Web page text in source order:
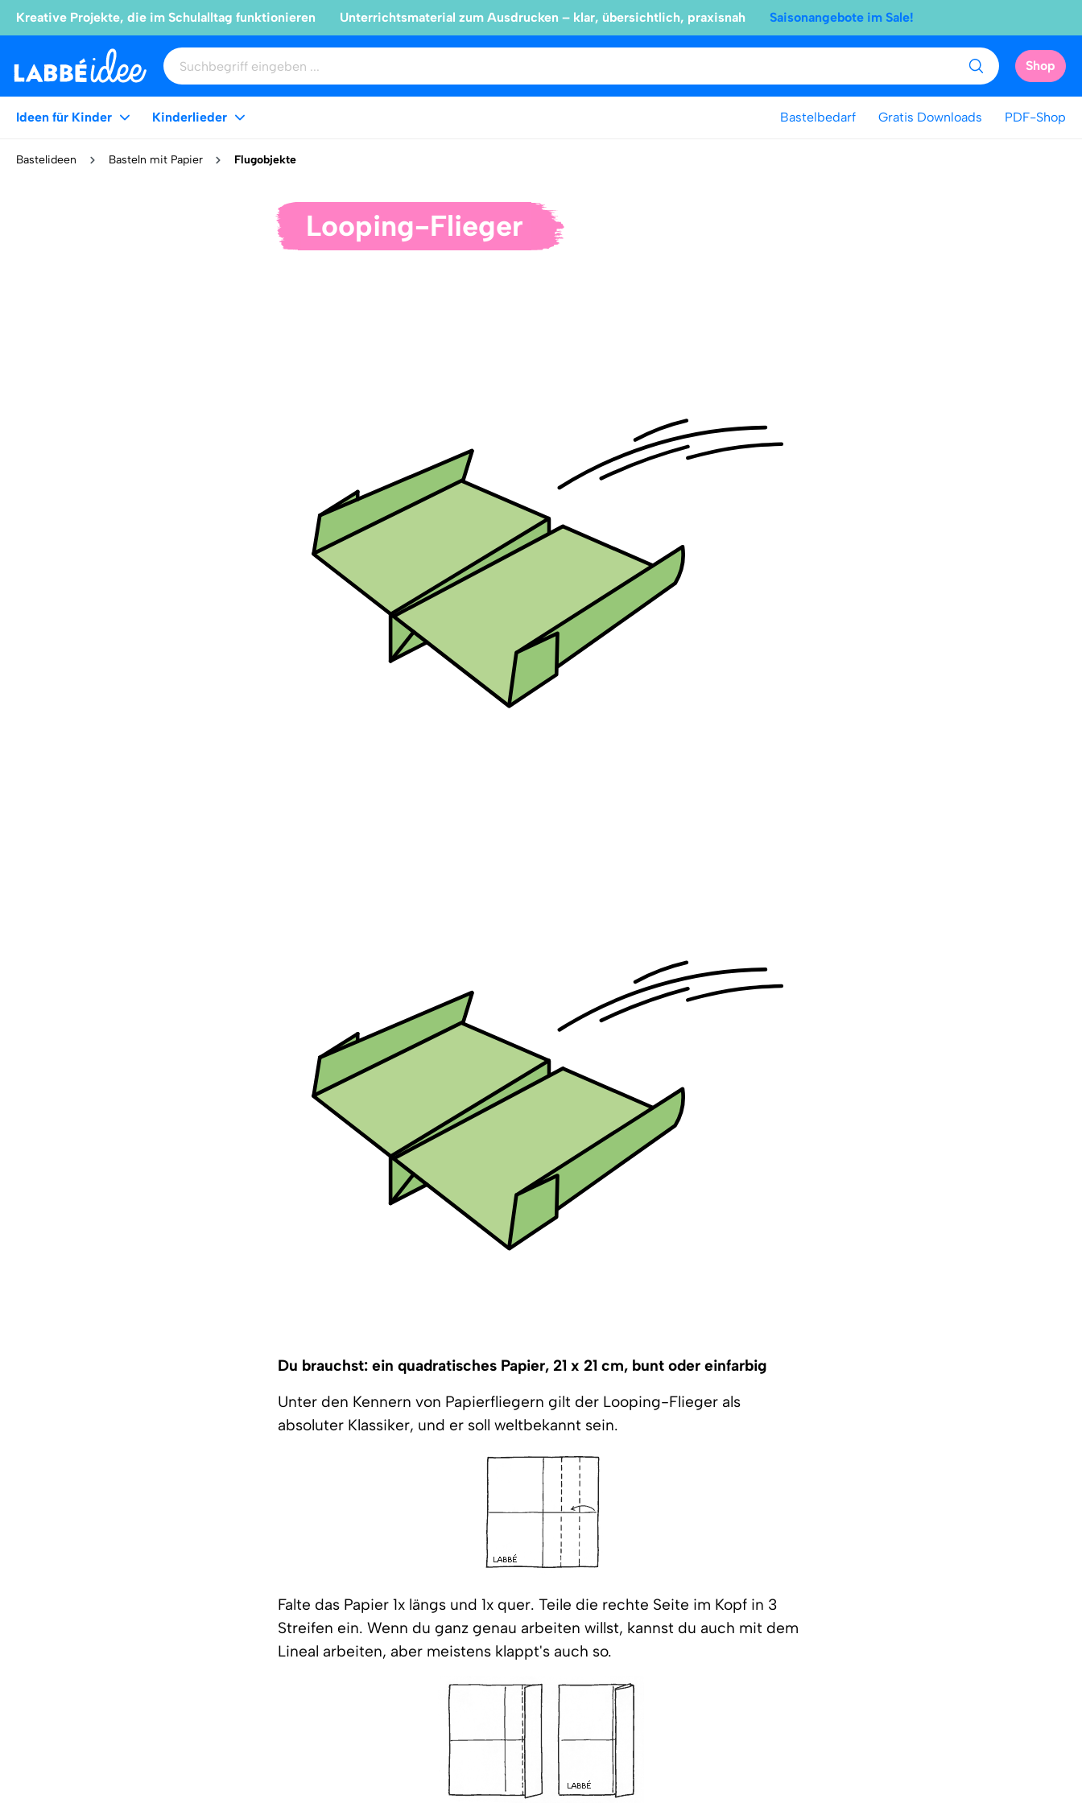
Kreative Projekte, die im Schulalltag funktionieren Unterrichtsmaterial zum Ausdrucken – klar, übersichtlich, praxisnah Saisonangebote im Sale!
Shop
Ideen für Kinder Kinderlieder Bastelbedarf Gratis Downloads PDF-Shop
Bastelideen Basteln mit Papier Flugobjekte
Looping-Flieger
Du brauchst: ein quadratisches Papier, 21 x 21 cm, bunt oder einfarbig
Unter den Kennern von Papierfliegern gilt der Looping-Flieger als
absoluter Klassiker, und er soll weltbekannt sein.
Falte das Papier 1x längs und 1x quer. Teile die rechte Seite im Kopf in 3
Streifen ein. Wenn du ganz genau arbeiten willst, kannst du auch mit dem
Lineal arbeiten, aber meistens klappt's auch so.